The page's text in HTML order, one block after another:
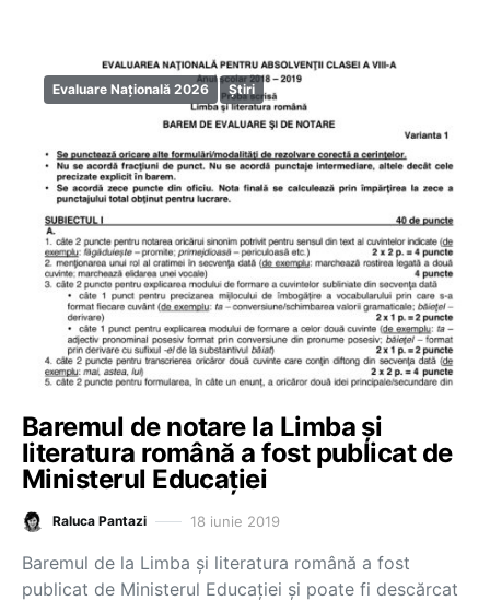
Evaluare Națională 2026 Știri
Baremul de notare la Limba și
literatura română a fost publicat de
Ministerul Educației
Raluca Pantazi 18 iunie 2019
Baremul de la Limba și literatura română a fost
publicat de Ministerul Educației și poate fi descărcat